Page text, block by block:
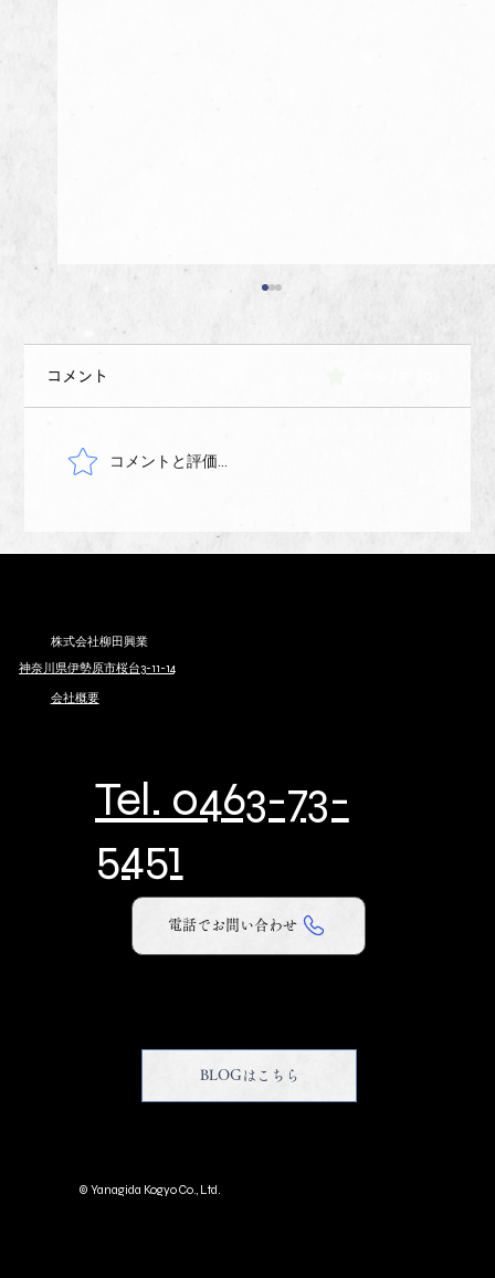
柳田興業の新WEBサイトが公開となりま
コメント
コメントと評価...
株式会社柳田興業
神奈川県伊勢原市桜台3-11-14
会社概要
Tel. 0463-73-
5451
電話でお問い合わせ
BLOGはこちら
© Yanagida Kogyo Co., Ltd.